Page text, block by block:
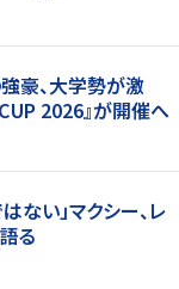
豪、大学勢が激
2026』が開催へ
ない」マクシー、レ
る